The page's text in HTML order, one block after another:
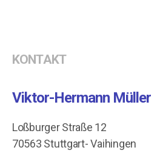
KONTAKT
Viktor-Hermann Müller
Loßburger Straße 12
70563 Stuttgart- Vaihingen